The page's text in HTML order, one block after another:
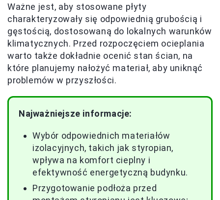
Ważne jest, aby stosowane płyty
charakteryzowały się odpowiednią grubością i
gęstością, dostosowaną do lokalnych warunków
klimatycznych. Przed rozpoczęciem ocieplania
warto także dokładnie ocenić stan ścian, na
które planujemy nałożyć materiał, aby uniknąć
problemów w przyszłości.
Najważniejsze informacje:
Wybór odpowiednich materiałów
izolacyjnych, takich jak styropian,
wpływa na komfort cieplny i
efektywność energetyczną budynku.
Przygotowanie podłoża przed